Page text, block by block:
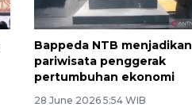
Bappeda NTB menjadikan
pariwisata penggerak
pertumbuhan ekonomi
28 June 2026 5:54 WIB